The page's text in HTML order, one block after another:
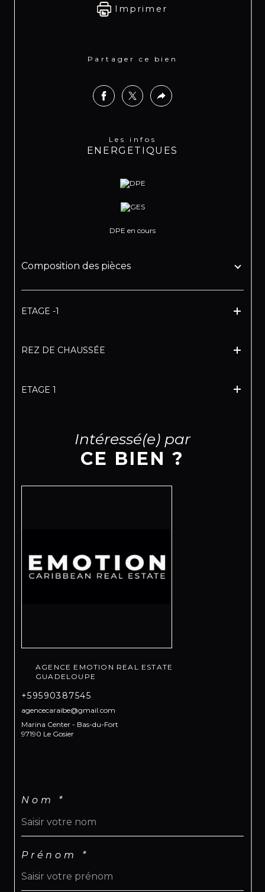
Imprimer
Partager ce bien
Les infos
ENERGETIQUES
DPE en cours
Composition des pièces
ETAGE -1
REZ DE CHAUSSÉE
ETAGE 1
Intéressé(e) par
CE BIEN ?
AGENCE EMOTION REAL ESTATE
GUADELOUPE
+59590387545
agencecaraibe@gmail.com
Marina Center - Bas-du-Fort
97190 Le Gosier
Nom *
Prénom *